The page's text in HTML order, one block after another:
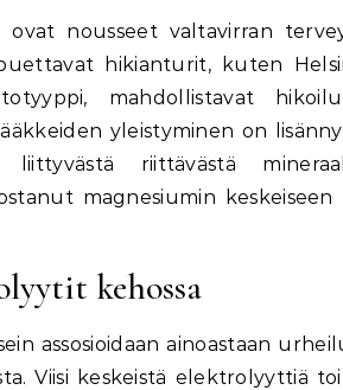
nousseet valtavirran
hikianturit, kuten
mahdollistavat
lääkkeiden yleistyminen on
riittävästä
magnesiumin
kehossa
assosioidaan ainoastaan
Viisi keskeistä elektrolyyttiä